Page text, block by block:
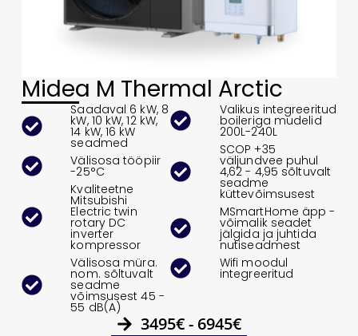
Midea M Thermal Arctic
Saadaval 6 kW, 8
kW, 10 kW, 12 kW,
14 kW, 16 kW
seadmed
Välisosa tööpiir
-25°C
Kvaliteetne
Mitsubishi
Electric twin
rotary DC
inverter
kompressor
Välisosa müra.
nom. sõltuvalt
seadme
võimsusest 45 -
55 dB(A)
Valikus integreeritud
boileriga mudelid
200L-240L
SCOP +35
väljundvee puhul
4,62 - 4,95 sõltuvalt
seadme
küttevõimsusest
MSmartHome äpp -
võimalik seadet
jälgida ja juhtida
nutiseadmest
Wifi moodul
integreeritud
3495€ - 6945€